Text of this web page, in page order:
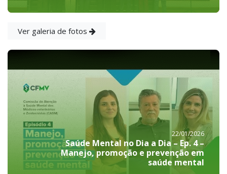
Ver galeria de fotos
22/01/2026
Saúde Mental no Dia a Dia – Ep. 4 –
Manejo, promoção e prevenção em
saúde mental